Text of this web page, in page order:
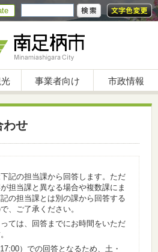
事業者向け 市政情報
わせ
記の担当課から回答します。ただ
担当課と異なる場合や複数課にま
の担当課とは別の課から回答する
、ご了承ください。
ては、回答までにお時間をいただ
）での回答となるため、土・